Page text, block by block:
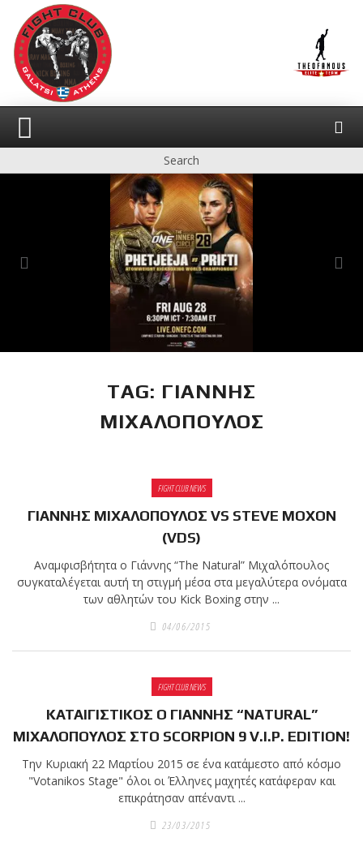
RECENT POSTS
Η Αντωνία
αγώνα της καριέρας της,
παγκόσμιο τίτλο της
απέναντι στην Phetjeeja
για το ONE Atomweight
επίσημα T-
shirts του
Ιωάννη
Θεοφάνους
με την υποστήριξη της
Sejoy Hellas.
TAG: ΓΙΑΝΝΗΣ
ΜΙΧΑΛΟΠΟΥΛΟΣ
FIGHT CLUB NEWS
ΓΙΑΝΝΗΣ ΜΙΧΑΛΟΠΟΥΛΟΣ VS STEVE MOXON
(VDS)
Αναμφισβήτητα ο Γιάννης “The Natural” Μιχαλόπουλος
συγκαταλέγεται αυτή τη στιγμή μέσα στα μεγαλύτερα ονόματα
των αθλητών του Kick Boxing στην ...
04/06/2015
FIGHT CLUB NEWS
ΚΑΤΑΙΓΙΣΤΙΚΟΣ Ο ΓΙΑΝΝΗΣ “NATURAL”
ΜΙΧΑΛΟΠΟΥΛΟΣ ΣΤΟ SCORPION 9 V.I.P. EDITION!
Την Κυριακή 22 Μαρτίου 2015 σε ένα κατάμεστο από κόσμο
"Votanikos Stage" όλοι οι Έλληνες μαχητές κατάφεραν και
επικράτησαν απέναντι ...
23/03/2015